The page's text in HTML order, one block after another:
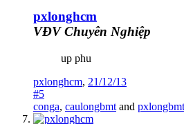
pxlonghcm
VĐV Chuyên Nghiệp
up phu
pxlonghcm, 21/12/13
#5
conga, caulongbmt and pxlongbmt